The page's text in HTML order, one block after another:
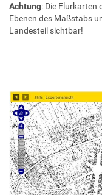
Achtung: Die Flurkarten
Ebenen des Maßstabs
Landesteil sichtbar!